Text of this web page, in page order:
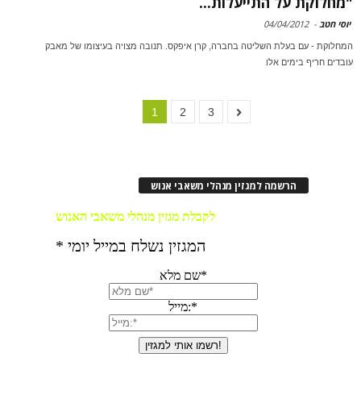
יוסי חטב -
04/04/2012
המחלוקת - עם בעלת השליטה בחברה, קרן איפקס. תנובה מצויה בעיצומו של מאבק
עובדים חריף בימים אלו
1 2 3
הרשמה למגזין מנהלי משאבי אנוש